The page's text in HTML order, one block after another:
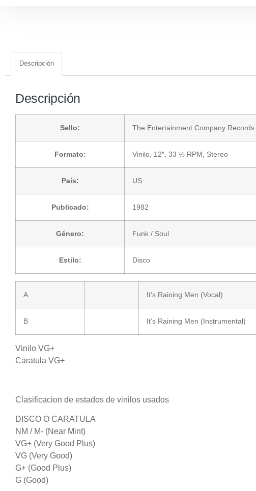
Descripción
Descripción
Sello: The Entertainment Company Records
Formato: Vinilo , 12″, 33 ⅓ RPM, Stereo
País: US
Publicado: 1982
Género: Funk / Soul
Estilo: Disco
A It’s Raining Men (Vocal)
B It’s Raining Men (Instrumental)
Vinilo VG+
Caratula VG+
Clasificacion de estados de vinilos usados
DISCO O CARATULA
NM / M- (Near Mint)
VG+ (Very Good Plus)
VG (Very Good)
G+ (Good Plus)
G (Good)